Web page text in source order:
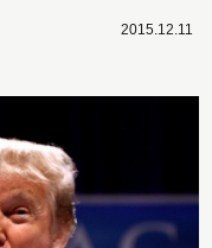
2015.12.11